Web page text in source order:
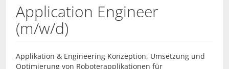
Application Engineer
(m/w/d)
Applikation & Engineering Konzeption, Umsetzung und
Optimierung von Roboterapplikationen für